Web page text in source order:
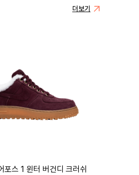
더보기
포스 1 윈터 버건디 크러쉬